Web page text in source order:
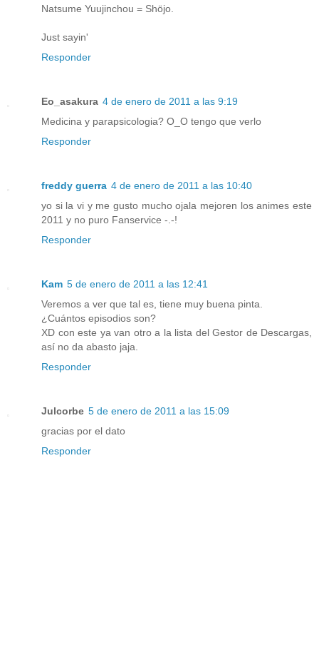
Natsume Yuujinchou = Shöjo.
Just sayin'
Responder
Eo_asakura 4 de enero de 2011 a las 9:19
Medicina y parapsicologia? O_O tengo que verlo
Responder
freddy guerra 4 de enero de 2011 a las 10:40
yo si la vi y me gusto mucho ojala mejoren los animes este
2011 y no puro Fanservice -.-!
Responder
Kam 5 de enero de 2011 a las 12:41
Veremos a ver que tal es, tiene muy buena pinta.
¿Cuántos episodios son?
XD con este ya van otro a la lista del Gestor de Descargas,
así no da abasto jaja.
Responder
Julcorbe 5 de enero de 2011 a las 15:09
gracias por el dato
Responder